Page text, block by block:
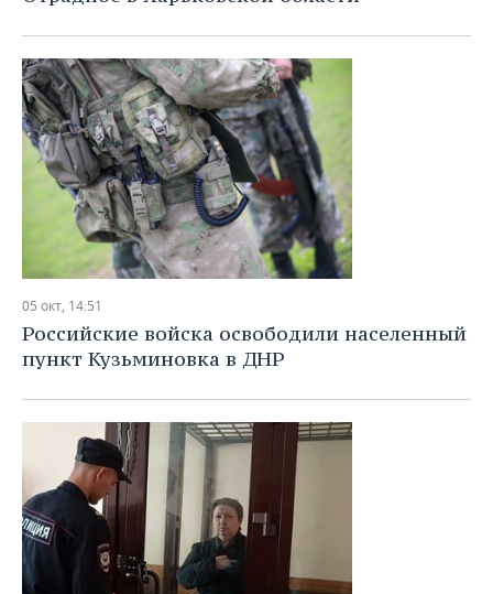
05 окт, 14:51
Российские войска освободили населенный
пункт Кузьминовка в ДНР